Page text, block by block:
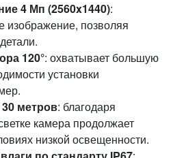
4 Мп (2560x1440):
изображение, позволяя
120°: охватывает большую
установки
метров: благодаря
камера продолжает
низкой освещенности.